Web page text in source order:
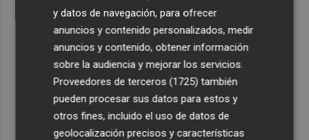
y datos de navegación, para ofrecer
anuncios y contenido personalizados, medir
anuncios y contenido, obtener información
sobre la audiencia y mejorar los servicios.
Proveedores de terceros (1725) también
pueden procesar sus datos para estos y
otros fines, incluido el uso de datos de
geolocalización precisos y características